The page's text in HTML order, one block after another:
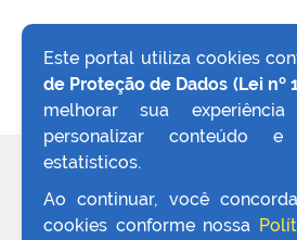
VOLTAR AO TOPO
Este portal utiliza cookies
de Proteção de Dados (Lei nº
melhorar sua
personalizar conteúdo
estatísticos.
Ao continuar, você
cookies conforme nossa